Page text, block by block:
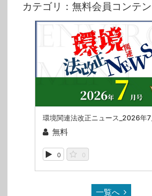
カテゴリ：無料会員コンテ
環境関連法改正ニュース_2026年7
無料
0 0
一覧へ